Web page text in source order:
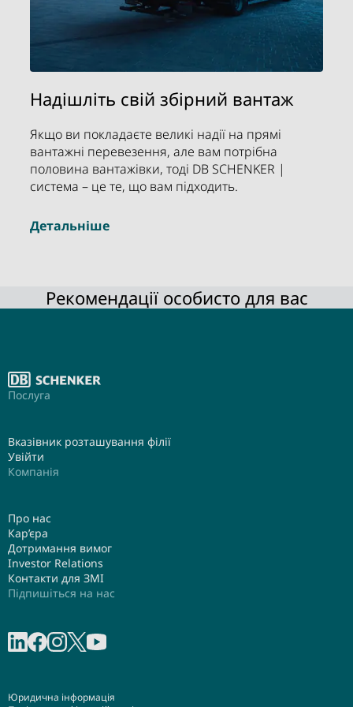
Надішліть свій збірний вантаж
Якщо ви покладаєте великі надії на прямі
вантажні перевезення, але вам потрібна
половина вантажівки, тоді DB SCHENKER |
система – це те, що вам підходить.
Детальніше
Рекомендації особисто для вас
Послуга
Вказівник розташування філії
Увійти
Компанія
Про нас
Кар’єра
Дотримання вимог
Investor Relations
Контакти для ЗМІ
Підпишіться на нас
Юридична інформація